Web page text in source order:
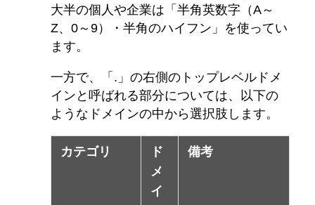
大半の個人や企業は「半角英数字（A～
Z、0～9）・半角のハイフン」を使ってい
ます。
一方で、「.」の右側のトップレベルドメ
インと呼ばれる部分については、以下の
ようなドメインの中から選択肢します。
カテゴリ
ド
メ
イ
備考